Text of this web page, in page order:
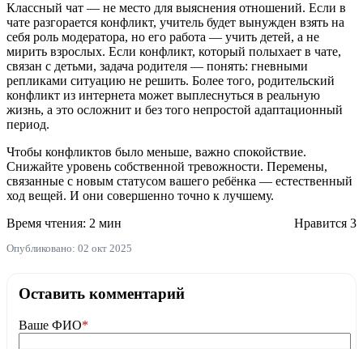
Классный чат — не место для выяснения отношений. Если в
чате разгорается конфликт, учитель будет вынужден взять на
себя роль модератора, но его работа — учить детей, а не
мирить взрослых. Если конфликт, который полыхает в чате,
связан с детьми, задача родителя — понять: гневными
репликами ситуацию не решить. Более того, родительский
конфликт из интернета может выплеснуться в реальную
жизнь, а это осложнит и без того непростой адаптационный
период.
Чтобы конфликтов было меньше, важно спокойствие.
Снижайте уровень собственной тревожности. Перемены,
связанные с новым статусом вашего ребёнка — естественный
ход вещей. И они совершенно точно к лучшему.
Время чтения: 2 мин
Нравится 3
Опубликовано: 02 окт 2025
Оставить комментарий
Ваше ФИО*